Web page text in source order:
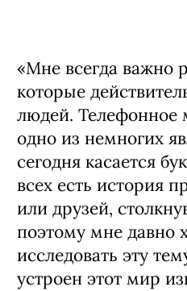
«Мне всегда важно
которые
людей. Телефонное
одно из немногих
сегодня касается
всех есть история
или друзей,
поэтому мне давно
исследовать эту
устроен этот мир